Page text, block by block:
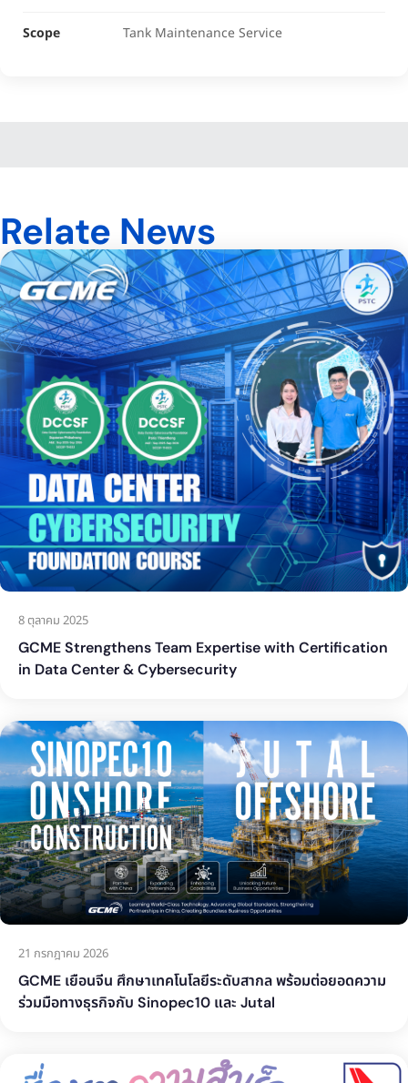
Scope Tank Maintenance Service
Relate News
8 ตุลาคม 2025
GCME Strengthens Team Expertise with Certification
in Data Center & Cybersecurity
21 กรกฎาคม 2026
GCME เยือนจีน ศึกษาเทคโนโลยีระดับสากล พร้อมต่อยอดความ
ร่วมมือทางธุรกิจกับ Sinopec10 และ Jutal